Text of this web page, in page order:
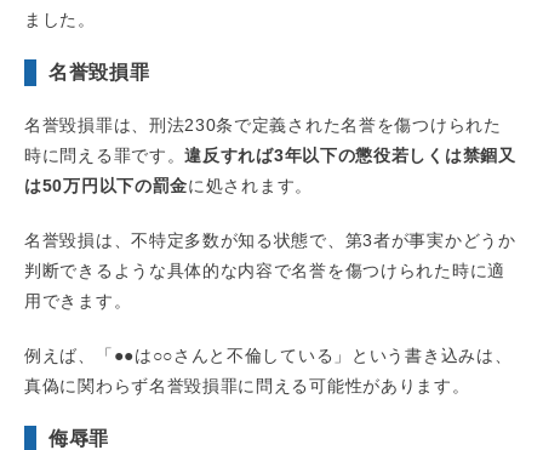
ました。
名誉毀損罪
名誉毀損罪は、刑法230条で定義された名誉を傷つけられた
時に問える罪です。違反すれば3年以下の懲役若しくは禁錮又
は50万円以下の罰金に処されます。
名誉毀損は、不特定多数が知る状態で、第3者が事実かどうか
判断できるような具体的な内容で名誉を傷つけられた時に適
用できます。
例えば、「●●は○○さんと不倫している」という書き込みは、
真偽に関わらず名誉毀損罪に問える可能性があります。
侮辱罪